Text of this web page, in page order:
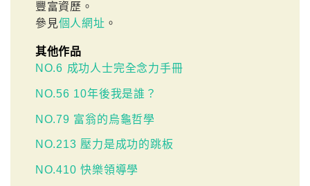
豐富資歷。
參見個人網址 。
其他作品
NO.6 成功人士完全念力手冊
NO.56 10年後我是誰？
NO.79 富翁的烏龜哲學
NO.213 壓力是成功的跳板
NO.410 快樂領導學